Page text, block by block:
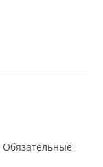
Обязательные